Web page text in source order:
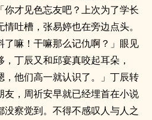
才见色忘友吧？上次为了学长
吐槽，张易婷也在旁边点头。
了嘛！干嘛那么记仇啊？」眼见
丁辰又和邱宴真咬起耳朵，
，他们高一就认识了。」丁辰转
，周祈安早就已经埋首在小说
察觉到。不得不感叹人与人之